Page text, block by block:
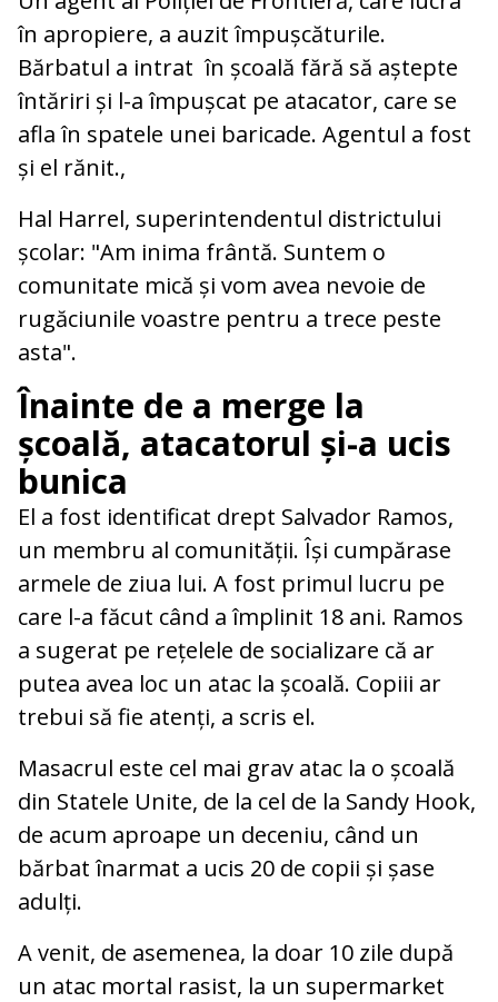
în apropiere, a auzit împușcăturile.
Bărbatul a intrat în școală fără să aștepte
întăriri și l-a împușcat pe atacator, care se
afla în spatele unei baricade. Agentul a fost
și el rănit.,
Hal Harrel, superintendentul districtului
școlar: "Am inima frântă. Suntem o
comunitate mică și vom avea nevoie de
rugăciunile voastre pentru a trece peste
asta".
Înainte de a merge la
școală, atacatorul și-a ucis
bunica
El a fost identificat drept Salvador Ramos,
un membru al comunității. Își cumpărase
armele de ziua lui. A fost primul lucru pe
care l-a făcut când a împlinit 18 ani. Ramos
a sugerat pe rețelele de socializare că ar
putea avea loc un atac la școală. Copiii ar
trebui să fie atenți, a scris el.
Masacrul este cel mai grav atac la o școală
din Statele Unite, de la cel de la Sandy Hook,
de acum aproape un deceniu, când un
bărbat înarmat a ucis 20 de copii și șase
adulți.
A venit, de asemenea, la doar 10 zile după
un atac mortal rasist, la un supermarket